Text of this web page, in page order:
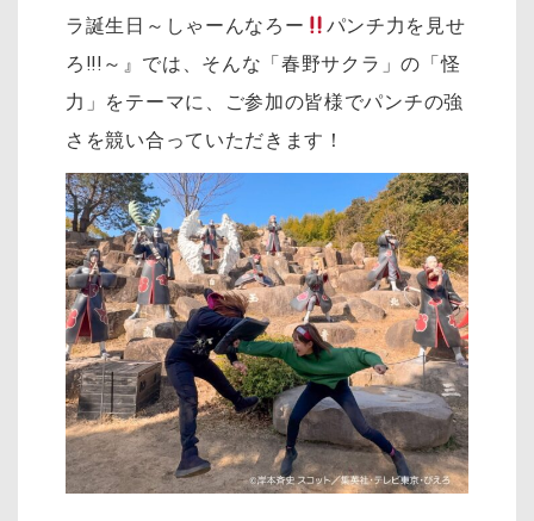
ラ誕生日～しゃーんなろー
パンチ力を見せ
ろ!!!～』では、そんな「春野サクラ」の「怪
力」をテーマに、ご参加の皆様でパンチの強
さを競い合っていただきます！